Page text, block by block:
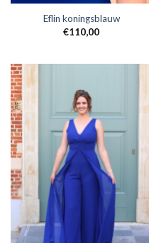
Eflin koningsblauw
€110,00